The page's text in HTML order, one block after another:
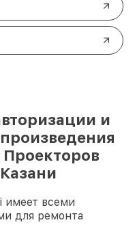
и
Проекторов
имеет всеми
для ремонта